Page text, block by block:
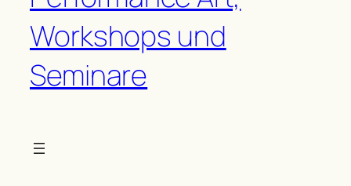
Workshops und
Seminare